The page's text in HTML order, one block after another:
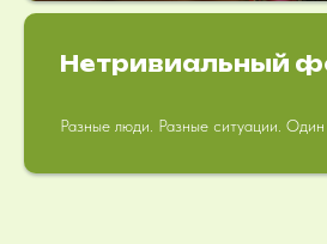
Нетривиальный
Разные люди. Разные ситуации. Один